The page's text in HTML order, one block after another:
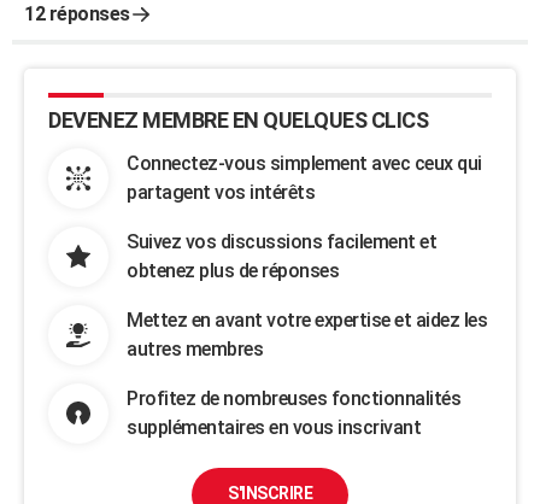
12 réponses
DEVENEZ MEMBRE EN QUELQUES CLICS
Connectez-vous simplement avec ceux qui
partagent vos intérêts
Suivez vos discussions facilement et
obtenez plus de réponses
Mettez en avant votre expertise et aidez les
autres membres
Profitez de nombreuses fonctionnalités
supplémentaires en vous inscrivant
S'INSCRIRE